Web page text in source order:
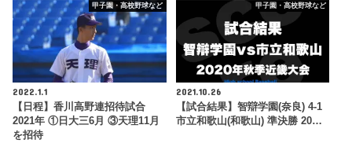
甲子園・高校野球など
2022.1.1
【日程】香川高野連招待試合
2021年 ①日大三6月 ③天理11月
を招待
甲子園・高校野球など
2021.10.26
【試合結果】智辯学園(奈良) 4-1
市立和歌山(和歌山) 準決勝 20…